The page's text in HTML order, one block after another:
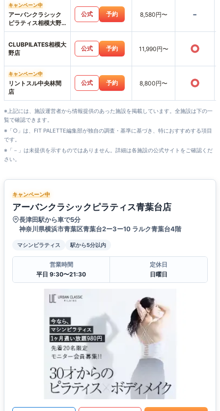
キャンペーン中
アーバンクラシック
ピラティス相模大野
店
公式 予約 8,580円〜 -
CLUBPILATES相模大
野店
公式 予約 11,990円〜 ○
キャンペーン中
リントスル中央林間
店
公式 予約 8,800円〜 ○
※上記には、施設運営者から情報提供のあった施設を掲載しています。全施設は下の一
覧で確認できます。
※「○」は、FIT PALETTE編集部が独自の調査・基準に基づき、特におすすめする項目
です。
※「－」は未提供を示すものではありません。詳細は各施設の公式サイトをご確認くだ
さい。
キャンペーン中
アーバンクラシックピラティス青葉台店
長津田駅から車で5分
神奈川県横浜市青葉区青葉台2ー3ー10 ラルク青葉台4階
マシンピラティス 駅から5分以内
営業時間
平日 9:30〜21:30
定休日
日曜日